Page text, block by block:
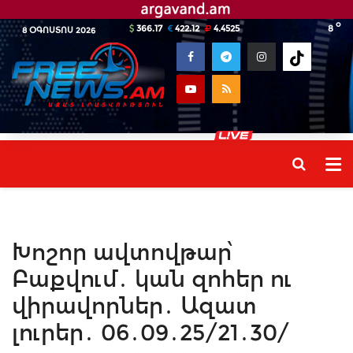
8 ՕԳՈՍՏՈՍ 2026 8 o
366.17 422.12 4.4525
Խոշոր ավտովթար՝
Բաքվում․ կան զոհեր ու
վիրավորներ․ Ազատ
լուրեր․ 06․09․25/21․30/